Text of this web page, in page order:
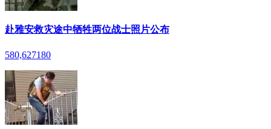
赴雅安救灾途中牺牲两位战士照片公布
580,627180